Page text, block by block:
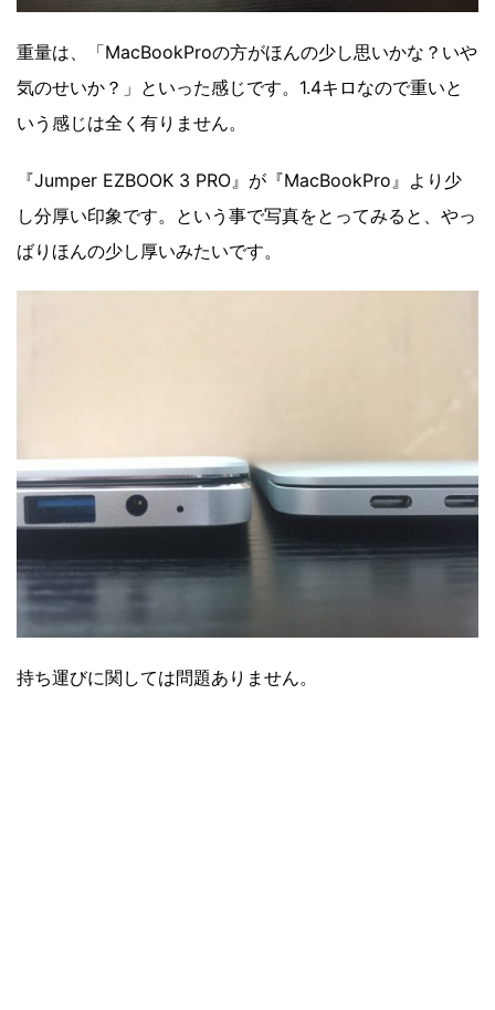
重量は、「MacBookProの方がほんの少し思いかな？いや
気のせいか？」といった感じです。1.4キロなので重いと
いう感じは全く有りません。
『Jumper EZBOOK 3 PRO』が『MacBookPro』より少
し分厚い印象です。という事で写真をとってみると、やっ
ばりほんの少し厚いみたいです。
持ち運びに関しては問題ありません。